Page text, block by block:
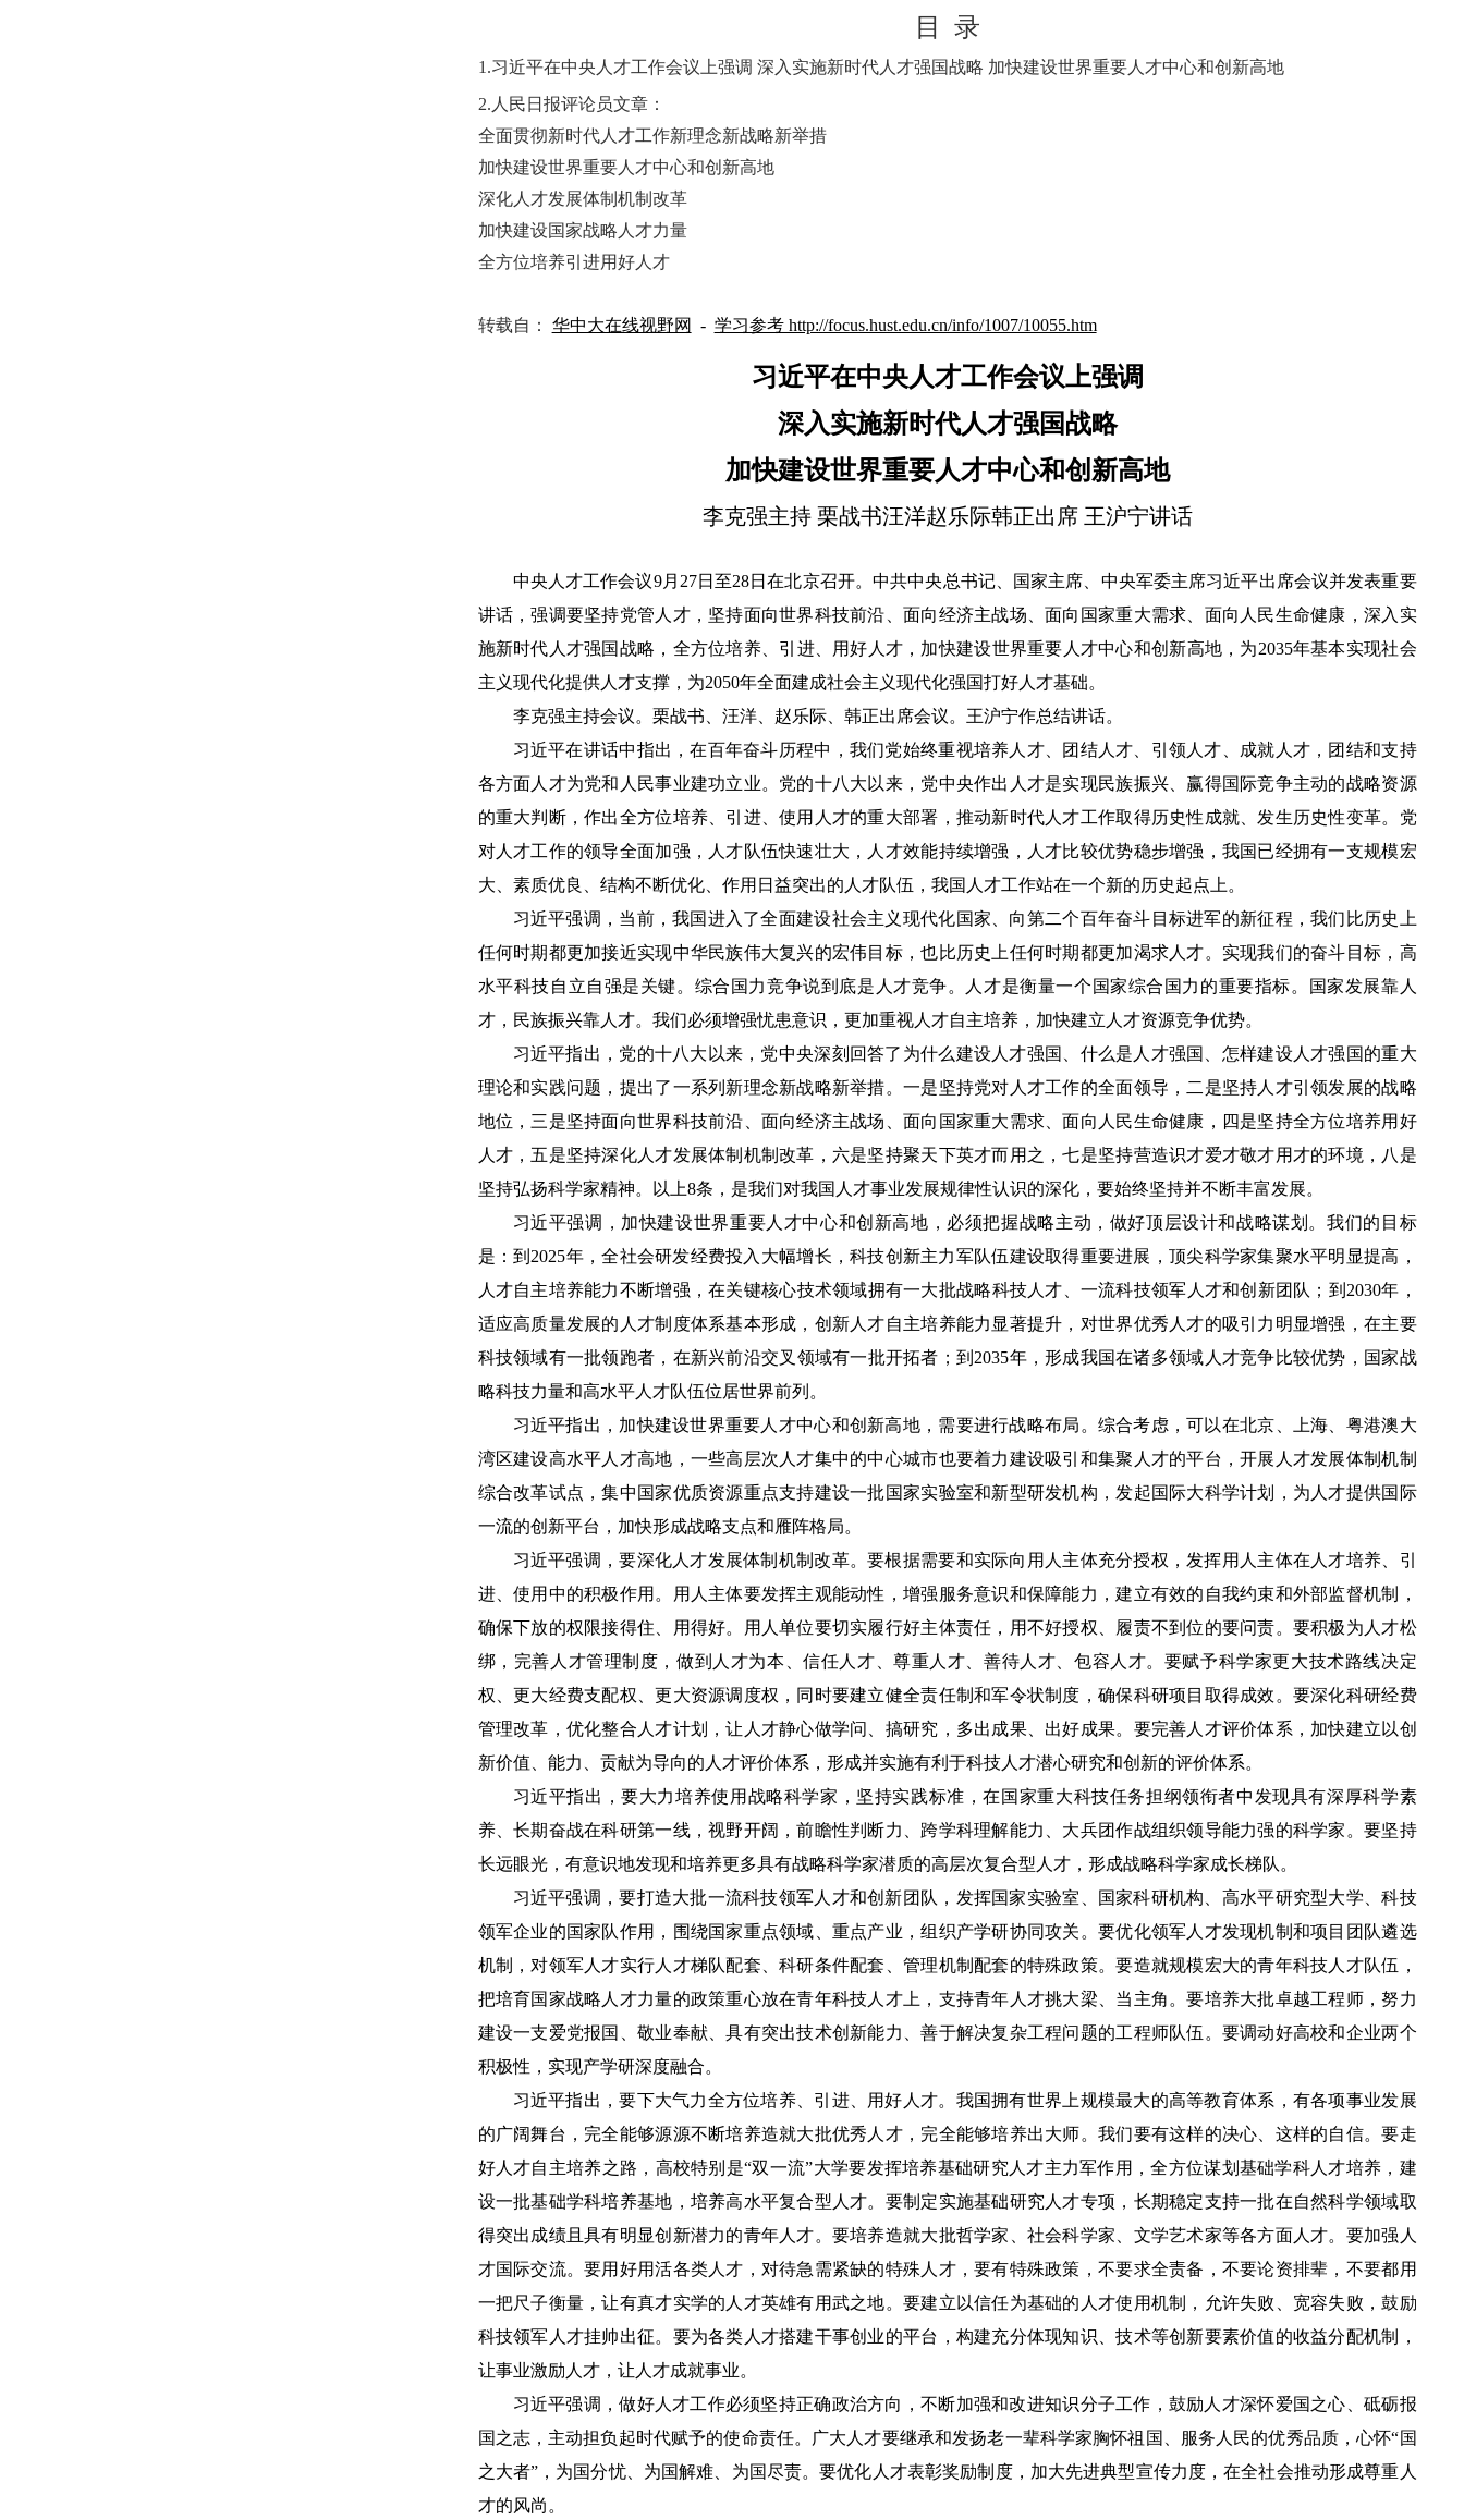
目 录
1.习近平在中央人才工作会议上强调 深入实施新时代人才强国战略 加快建设世界重要人才中心和创新高地
2.人民日报评论员文章：
全面贯彻新时代人才工作新理念新战略新举措
加快建设世界重要人才中心和创新高地
深化人才发展体制机制改革
加快建设国家战略人才力量
全方位培养引进用好人才
转载自： 华中大在线视野网 - 学习参考 http://focus.hust.edu.cn/info/1007/10055.htm
习近平在中央人才工作会议上强调
深入实施新时代人才强国战略
加快建设世界重要人才中心和创新高地
李克强主持 栗战书汪洋赵乐际韩正出席 王沪宁讲话
中央人才工作会议9月27日至28日在北京召开。中共中央总书记、国家主席、中央军委主席习近平出席会议并发表重要
讲话，强调要坚持党管人才，坚持面向世界科技前沿、面向经济主战场、面向国家重大需求、面向人民生命健康，深入实
施新时代人才强国战略，全方位培养、引进、用好人才，加快建设世界重要人才中心和创新高地，为2035年基本实现社会
主义现代化提供人才支撑，为2050年全面建成社会主义现代化强国打好人才基础。
李克强主持会议。栗战书、汪洋、赵乐际、韩正出席会议。王沪宁作总结讲话。
习近平在讲话中指出，在百年奋斗历程中，我们党始终重视培养人才、团结人才、引领人才、成就人才，团结和支持
各方面人才为党和人民事业建功立业。党的十八大以来，党中央作出人才是实现民族振兴、赢得国际竞争主动的战略资源
的重大判断，作出全方位培养、引进、使用人才的重大部署，推动新时代人才工作取得历史性成就、发生历史性变革。党
对人才工作的领导全面加强，人才队伍快速壮大，人才效能持续增强，人才比较优势稳步增强，我国已经拥有一支规模宏
大、素质优良、结构不断优化、作用日益突出的人才队伍，我国人才工作站在一个新的历史起点上。
习近平强调，当前，我国进入了全面建设社会主义现代化国家、向第二个百年奋斗目标进军的新征程，我们比历史上
任何时期都更加接近实现中华民族伟大复兴的宏伟目标，也比历史上任何时期都更加渴求人才。实现我们的奋斗目标，高
水平科技自立自强是关键。综合国力竞争说到底是人才竞争。人才是衡量一个国家综合国力的重要指标。国家发展靠人
才，民族振兴靠人才。我们必须增强忧患意识，更加重视人才自主培养，加快建立人才资源竞争优势。
习近平指出，党的十八大以来，党中央深刻回答了为什么建设人才强国、什么是人才强国、怎样建设人才强国的重大
理论和实践问题，提出了一系列新理念新战略新举措。一是坚持党对人才工作的全面领导，二是坚持人才引领发展的战略
地位，三是坚持面向世界科技前沿、面向经济主战场、面向国家重大需求、面向人民生命健康，四是坚持全方位培养用好
人才，五是坚持深化人才发展体制机制改革，六是坚持聚天下英才而用之，七是坚持营造识才爱才敬才用才的环境，八是
坚持弘扬科学家精神。以上8条，是我们对我国人才事业发展规律性认识的深化，要始终坚持并不断丰富发展。
习近平强调，加快建设世界重要人才中心和创新高地，必须把握战略主动，做好顶层设计和战略谋划。我们的目标
是：到2025年，全社会研发经费投入大幅增长，科技创新主力军队伍建设取得重要进展，顶尖科学家集聚水平明显提高，
人才自主培养能力不断增强，在关键核心技术领域拥有一大批战略科技人才、一流科技领军人才和创新团队；到2030年，
适应高质量发展的人才制度体系基本形成，创新人才自主培养能力显著提升，对世界优秀人才的吸引力明显增强，在主要
科技领域有一批领跑者，在新兴前沿交叉领域有一批开拓者；到2035年，形成我国在诸多领域人才竞争比较优势，国家战
略科技力量和高水平人才队伍位居世界前列。
习近平指出，加快建设世界重要人才中心和创新高地，需要进行战略布局。综合考虑，可以在北京、上海、粤港澳大
湾区建设高水平人才高地，一些高层次人才集中的中心城市也要着力建设吸引和集聚人才的平台，开展人才发展体制机制
综合改革试点，集中国家优质资源重点支持建设一批国家实验室和新型研发机构，发起国际大科学计划，为人才提供国际
一流的创新平台，加快形成战略支点和雁阵格局。
习近平强调，要深化人才发展体制机制改革。要根据需要和实际向用人主体充分授权，发挥用人主体在人才培养、引
进、使用中的积极作用。用人主体要发挥主观能动性，增强服务意识和保障能力，建立有效的自我约束和外部监督机制，
确保下放的权限接得住、用得好。用人单位要切实履行好主体责任，用不好授权、履责不到位的要问责。要积极为人才松
绑，完善人才管理制度，做到人才为本、信任人才、尊重人才、善待人才、包容人才。要赋予科学家更大技术路线决定
权、更大经费支配权、更大资源调度权，同时要建立健全责任制和军令状制度，确保科研项目取得成效。要深化科研经费
管理改革，优化整合人才计划，让人才静心做学问、搞研究，多出成果、出好成果。要完善人才评价体系，加快建立以创
新价值、能力、贡献为导向的人才评价体系，形成并实施有利于科技人才潜心研究和创新的评价体系。
习近平指出，要大力培养使用战略科学家，坚持实践标准，在国家重大科技任务担纲领衔者中发现具有深厚科学素
养、长期奋战在科研第一线，视野开阔，前瞻性判断力、跨学科理解能力、大兵团作战组织领导能力强的科学家。要坚持
长远眼光，有意识地发现和培养更多具有战略科学家潜质的高层次复合型人才，形成战略科学家成长梯队。
习近平强调，要打造大批一流科技领军人才和创新团队，发挥国家实验室、国家科研机构、高水平研究型大学、科技
领军企业的国家队作用，围绕国家重点领域、重点产业，组织产学研协同攻关。要优化领军人才发现机制和项目团队遴选
机制，对领军人才实行人才梯队配套、科研条件配套、管理机制配套的特殊政策。要造就规模宏大的青年科技人才队伍，
把培育国家战略人才力量的政策重心放在青年科技人才上，支持青年人才挑大梁、当主角。要培养大批卓越工程师，努力
建设一支爱党报国、敬业奉献、具有突出技术创新能力、善于解决复杂工程问题的工程师队伍。要调动好高校和企业两个
积极性，实现产学研深度融合。
习近平指出，要下大气力全方位培养、引进、用好人才。我国拥有世界上规模最大的高等教育体系，有各项事业发展
的广阔舞台，完全能够源源不断培养造就大批优秀人才，完全能够培养出大师。我们要有这样的决心、这样的自信。要走
好人才自主培养之路，高校特别是“双一流”大学要发挥培养基础研究人才主力军作用，全方位谋划基础学科人才培养，建
设一批基础学科培养基地，培养高水平复合型人才。要制定实施基础研究人才专项，长期稳定支持一批在自然科学领域取
得突出成绩且具有明显创新潜力的青年人才。要培养造就大批哲学家、社会科学家、文学艺术家等各方面人才。要加强人
才国际交流。要用好用活各类人才，对待急需紧缺的特殊人才，要有特殊政策，不要求全责备，不要论资排辈，不要都用
一把尺子衡量，让有真才实学的人才英雄有用武之地。要建立以信任为基础的人才使用机制，允许失败、宽容失败，鼓励
科技领军人才挂帅出征。要为各类人才搭建干事创业的平台，构建充分体现知识、技术等创新要素价值的收益分配机制，
让事业激励人才，让人才成就事业。
习近平强调，做好人才工作必须坚持正确政治方向，不断加强和改进知识分子工作，鼓励人才深怀爱国之心、砥砺报
国之志，主动担负起时代赋予的使命责任。广大人才要继承和发扬老一辈科学家胸怀祖国、服务人民的优秀品质，心怀“国
之大者”，为国分忧、为国解难、为国尽责。要优化人才表彰奖励制度，加大先进典型宣传力度，在全社会推动形成尊重人
才的风尚。